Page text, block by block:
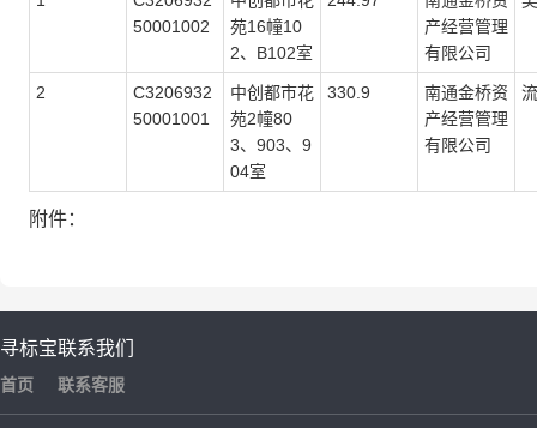
50001002
苑16幢10
2、B102室
产经营管理
有限公司
2
C3206932
50001001
中创都市花
苑2幢80
3、903、9
04室
330.9
南通金桥资
产经营管理
有限公司
附件：
寻标宝
首页
联系我们
联系客服